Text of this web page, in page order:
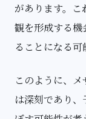
があります。
観を形成する
ることになる可
このように、
は深刻であり